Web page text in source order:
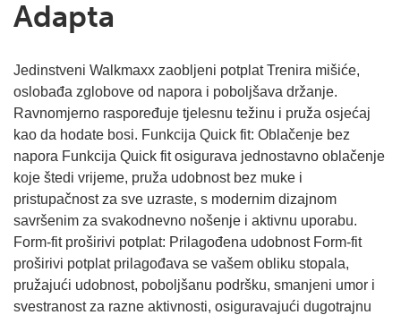
Adapta
Jedinstveni Walkmaxx zaobljeni potplat Trenira mišiće,
oslobađa zglobove od napora i poboljšava držanje.
Ravnomjerno raspoređuje tjelesnu težinu i pruža osjećaj
kao da hodate bosi. Funkcija Quick fit: Oblačenje bez
napora Funkcija Quick fit osigurava jednostavno oblačenje
koje štedi vrijeme, pruža udobnost bez muke i
pristupačnost za sve uzraste, s modernim dizajnom
savršenim za svakodnevno nošenje i aktivnu uporabu.
Form-fit proširivi potplat: Prilagođena udobnost Form-fit
proširivi potplat prilagođava se vašem obliku stopala,
pružajući udobnost, poboljšanu podršku, smanjeni umor i
svestranost za razne aktivnosti, osiguravajući dugotrajnu